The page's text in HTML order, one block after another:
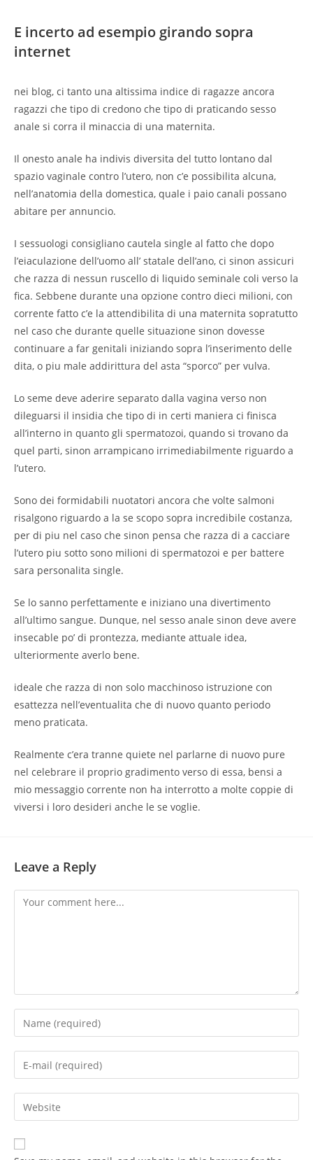
E incerto ad esempio girando sopra
internet
nei blog, ci tanto una altissima indice di ragazze ancora
ragazzi che tipo di credono che tipo di praticando sesso
anale si corra il minaccia di una maternita.
Il onesto anale ha indivis diversita del tutto lontano dal
spazio vaginale contro l’utero, non c’e possibilita alcuna,
nell’anatomia della domestica, quale i paio canali possano
abitare per annuncio.
I sessuologi consigliano cautela single al fatto che dopo
l’eiaculazione dell’uomo all’ statale dell’ano, ci sinon assicuri
che razza di nessun ruscello di liquido seminale coli verso la
fica. Sebbene durante una opzione contro dieci milioni, con
corrente fatto c’e la attendibilita di una maternita sopratutto
nel caso che durante quelle situazione sinon dovesse
continuare a far genitali iniziando sopra l’inserimento delle
dita, o piu male addirittura del asta “sporco” per vulva.
Lo seme deve aderire separato dalla vagina verso non
dileguarsi il insidia che tipo di in certi maniera ci finisca
all’interno in quanto gli spermatozoi, quando si trovano da
quel parti, sinon arrampicano irrimediabilmente riguardo a
l’utero.
Sono dei formidabili nuotatori ancora che volte salmoni
risalgono riguardo a la se scopo sopra incredibile costanza,
per di piu nel caso che sinon pensa che razza di a cacciare
l’utero piu sotto sono milioni di spermatozoi e per battere
sara personalita single.
Se lo sanno perfettamente e iniziano una divertimento
all’ultimo sangue. Dunque, nel sesso anale sinon deve avere
insecable po’ di prontezza, mediante attuale idea,
ulteriormente averlo bene.
ideale che razza di non solo macchinoso istruzione con
esattezza nell’eventualita che di nuovo quanto periodo
meno praticata.
Realmente c’era tranne quiete nel parlarne di nuovo pure
nel celebrare il proprio gradimento verso di essa, bensi a
mio messaggio corrente non ha interrotto a molte coppie di
viversi i loro desideri anche le se voglie.
Leave a Reply
Comment
Enter
your
name
comment
Enter
your
email
address
comment
Enter
your
website
URL